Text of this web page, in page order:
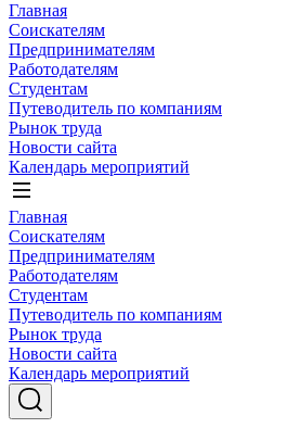
Главная
Соискателям
Предпринимателям
Работодателям
Студентам
Путеводитель по компаниям
Рынок труда
Новости сайта
Календарь мероприятий
Главная
Соискателям
Предпринимателям
Работодателям
Студентам
Путеводитель по компаниям
Рынок труда
Новости сайта
Календарь мероприятий